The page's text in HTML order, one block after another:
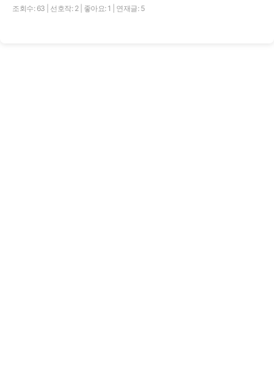
조회수: 63 선호작: 2 좋아요: 1 연재글: 5